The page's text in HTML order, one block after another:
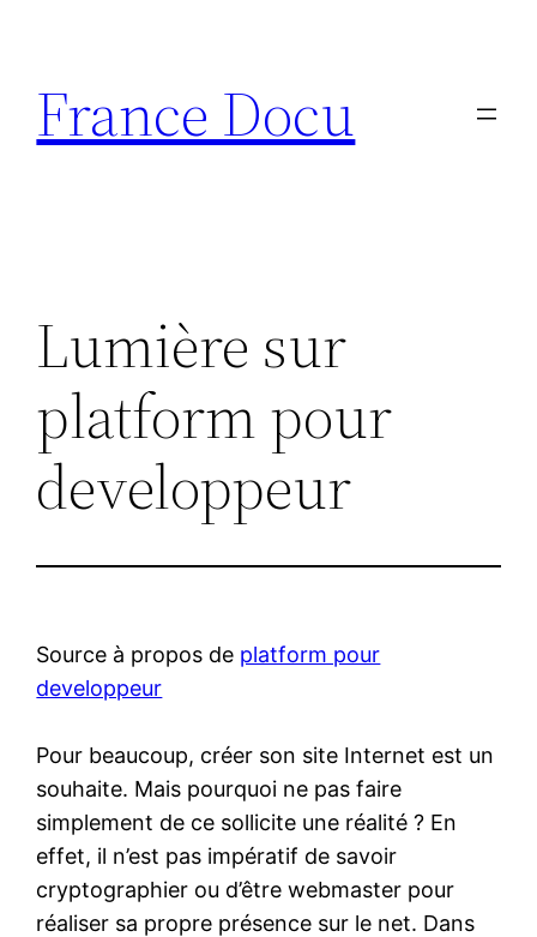
contenu
France Docu
Lumière sur
platform pour
developpeur
Source à propos de platform pour
developpeur
Pour beaucoup, créer son site Internet est un
souhaite. Mais pourquoi ne pas faire
simplement de ce sollicite une réalité ? En
effet, il n’est pas impératif de savoir
cryptographier ou d’être webmaster pour
réaliser sa propre présence sur le net. Dans